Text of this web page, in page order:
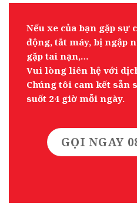
Nếu xe của bạn gặp sự
động, tắt máy, bị ngập
gặp tai nạn,…
Vui lòng liên hệ với
Chúng tôi cam kết sẵn
suốt 24 giờ mỗi ngày.
GỌI NGAY